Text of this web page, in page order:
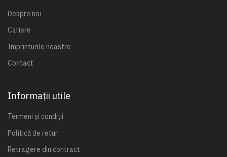
Despre noi
Cariere
Imprinturile noastre
Contact
Informații utile
Termeni și condiții
Politică de retur
Retragere din contract